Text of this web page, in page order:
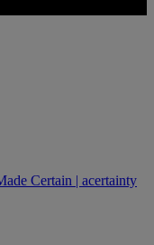
Certain | acertainty